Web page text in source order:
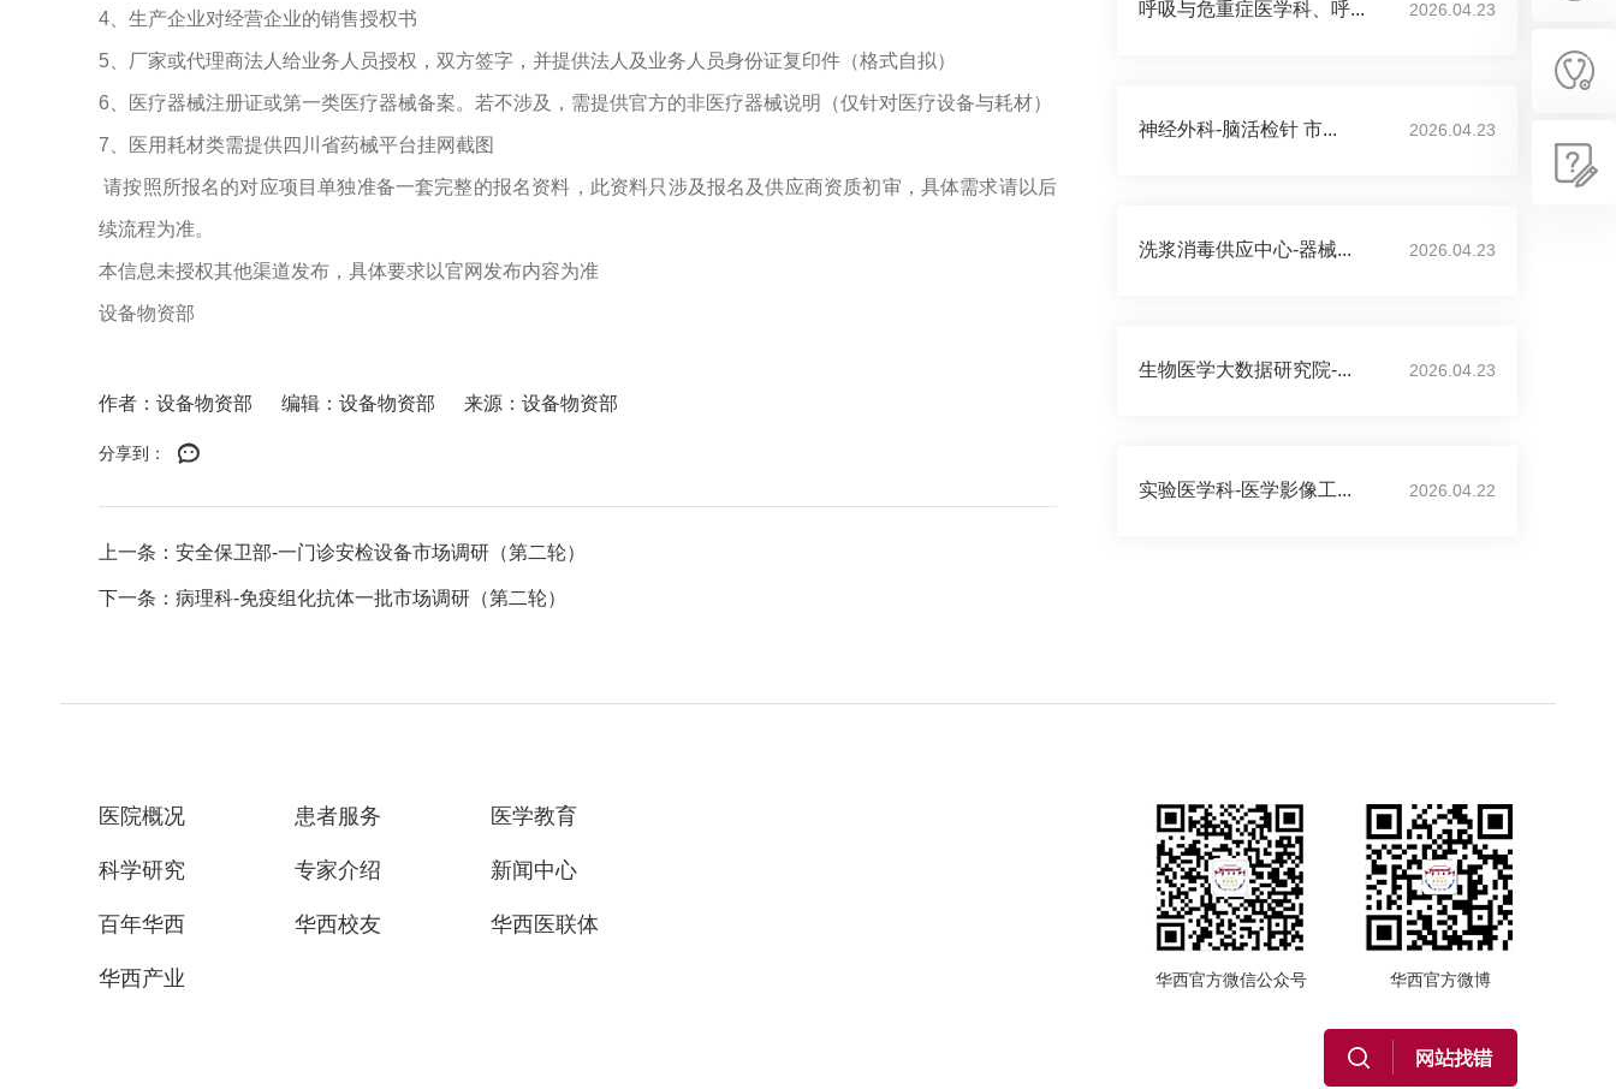
4、生产企业对经营企业的销售授权书
5、厂家或代理商法人给业务人员授权，双方签字，并提供法人及业务人员身份证复印件（格式自拟）
6、医疗器械注册证或第一类医疗器械备案。若不涉及，需提供官方的非医疗器械说明（仅针对医疗设备与耗材）
7、医用耗材类需提供四川省药械平台挂网截图
请按照所报名的对应项目单独准备一套完整的报名资料，此资料只涉及报名及供应商资质初审，具体需求请以后
续流程为准。
本信息未授权其他渠道发布，具体要求以官网发布内容为准
设备物资部
作者：设备物资部 编辑：设备物资部 来源：设备物资部
分享到：
上一条：安全保卫部-一门诊安检设备市场调研（第二轮）
下一条：病理科-免疫组化抗体一批市场调研（第二轮）
呼吸与危重症医学科、呼... 2026.04.23
神经外科-脑活检针 市... 2026.04.23
洗浆消毒供应中心-器械... 2026.04.23
生物医学大数据研究院-... 2026.04.23
实验医学科-医学影像工... 2026.04.22
医院概况 患者服务 医学教育
科学研究 专家介绍 新闻中心
百年华西 华西校友 华西医联体
华西产业 华西官方微信公众号 华西官方微博